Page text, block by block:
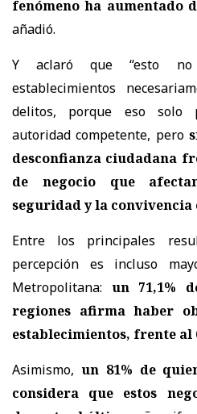
fenómeno ha aumentado
añadió.
Y aclaró que “esto
establecimientos
delitos, porque eso solo
autoridad competente, pero
desconfianza ciudadana
de negocio que
seguridad y la convivencia
Entre los principales
percepción es incluso
Metropolitana: un 71,1%
regiones afirma haber
establecimientos, frente al
Asimismo, un 81% de
considera que estos